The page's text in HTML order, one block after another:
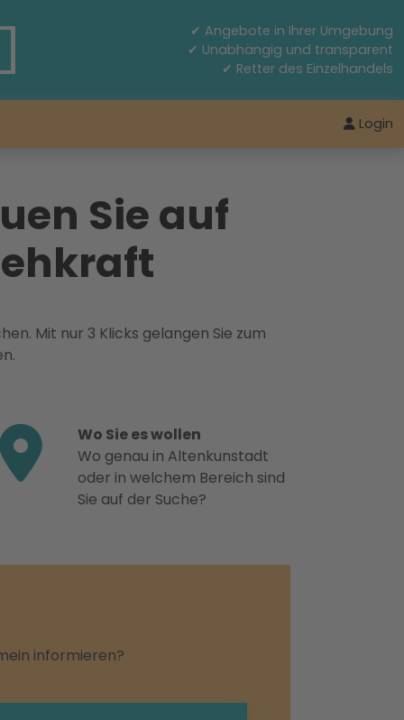
✔ Angebote in Ihrer Umgebung
✔ Unabhängig und transparent
✔ Retter des Einzelhandels
Login
Sie auf
Mit nur 3 Klicks gelangen Sie zum
Wo Sie es wollen
Wo genau in Altenkunstadt
oder in welchem Bereich sind
Sie auf der Suche?
informieren?